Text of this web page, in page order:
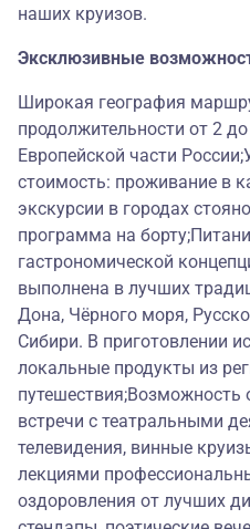
наших круизов.
Эксклюзивные
Широкая география
продолжительности от 2
Европейской части
стоимость: проживание в
экскурсии в городах
программа на
гастрономической
выполнена в лучших
Дона, Чёрного моря,
Сибири. В приготовлении
локальные продукты из
путешествия;Возможность
встречи с театральными
телевидения, винные
лекциями
оздоровления от лучших